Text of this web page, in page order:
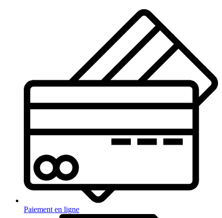
Paiement en ligne